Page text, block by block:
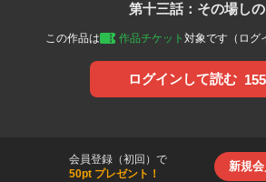
第十三話：その場し
この作品は 作品チケット 対象です（ログ
ログインして読む
会員登録（初回）で
50pt プレゼント！
新規